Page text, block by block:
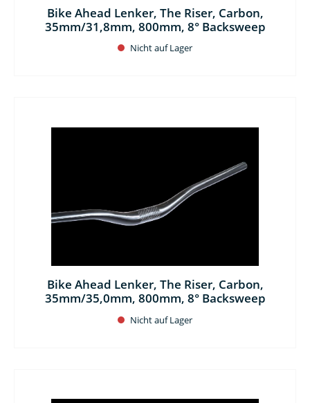
Bike Ahead Lenker, The Riser, Carbon,
35mm/31,8mm, 800mm, 8° Backsweep
Nicht auf Lager
Bike Ahead Lenker, The Riser, Carbon,
35mm/35,0mm, 800mm, 8° Backsweep
Nicht auf Lager